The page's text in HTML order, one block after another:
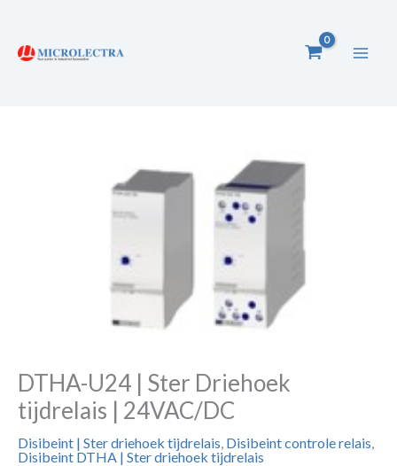
naar
DTHA-U24 | Ster Driehoek
tijdrelais | 24VAC/DC
Disibeint | Ster driehoek tijdrelais Disibeint controle relais
Disibeint DTHA | Ster driehoek tijdrelais